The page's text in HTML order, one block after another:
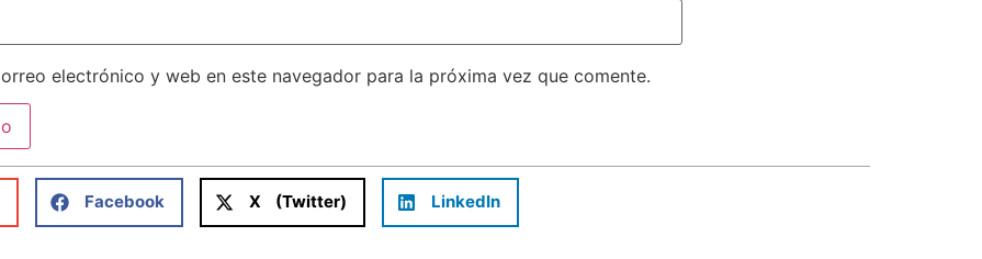
electrónico y web en este navegador para la próxima vez que comente.
Facebook X (Twitter) LinkedIn